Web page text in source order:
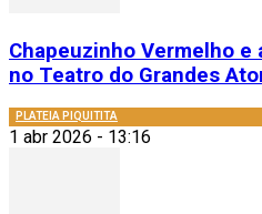
Chapeuzinho Vermelho e
no Teatro do Grandes
PLATEIA PIQUITITA
1 abr 2026 - 13:16